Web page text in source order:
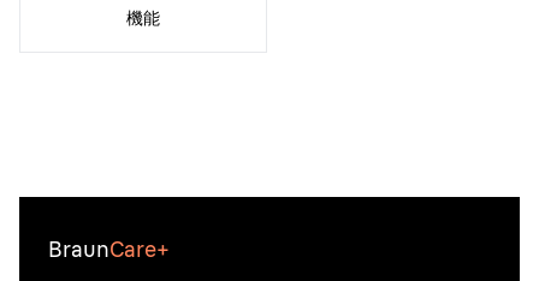
機能
BraunCare+